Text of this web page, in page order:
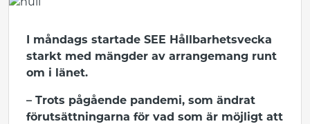
I måndags startade SEE Hållbarhetsvecka
starkt med mängder av arrangemang runt
om i länet.
– Trots pågående pandemi, som ändrat
förutsättningarna för vad som är möjligt att